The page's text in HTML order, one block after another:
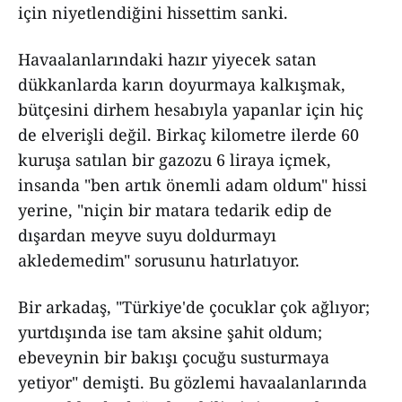
için niyetlendiğini hissettim sanki.
Havaalanlarındaki hazır yiyecek satan
dükkanlarda karın doyurmaya kalkışmak,
bütçesini dirhem hesabıyla yapanlar için hiç
de elverişli değil. Birkaç kilometre ilerde 60
kuruşa satılan bir gazozu 6 liraya içmek,
insanda "ben artık önemli adam oldum" hissi
yerine, "niçin bir matara tedarik edip de
dışardan meyve suyu doldurmayı
akledemedim" sorusunu hatırlatıyor.
Bir arkadaş, "Türkiye'de çocuklar çok ağlıyor;
yurtdışında ise tam aksine şahit oldum;
ebeveynin bir bakışı çocuğu susturmaya
yetiyor" demişti. Bu gözlemi havaalanlarında